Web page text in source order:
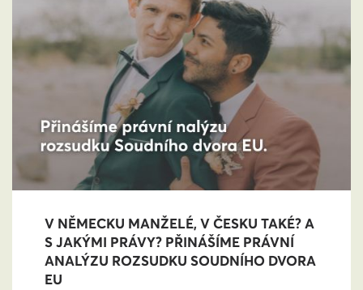
V NĚMECKU MANŽELÉ, V ČESKU TAKÉ? A
S JAKÝMI PRÁVY? PŘINÁŠÍME PRÁVNÍ
ANALÝZU ROZSUDKU SOUDNÍHO DVORA
EU